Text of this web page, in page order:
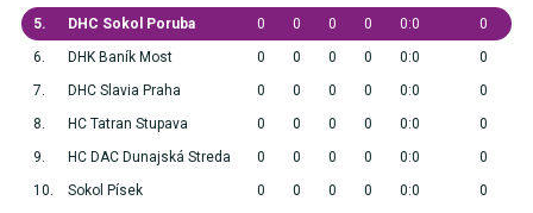
5.
DHC Sokol Poruba 0 0 0 0 0:0
0
6.
DHK Baník Most 0 0 0 0 0:0
0
7.
DHC Slavia Praha 0 0 0 0 0:0
0
8.
HC Tatran Stupava 0 0 0 0 0:0
0
9.
HC DAC Dunajská Streda 0 0 0 0 0:0
0
10.
Sokol Písek 0 0 0 0 0:0
0